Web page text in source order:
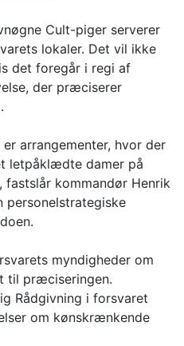
Cult-piger serverer
lokaler. Det vil ikke
det foregår i regi af
der præciserer
arrangementer, hvor der
letpåklædte damer på
fastslår kommandør Henrik
personelstrategiske
myndigheder om
til præciseringen.
Rådgivning i forsvaret
om kønskrænkende